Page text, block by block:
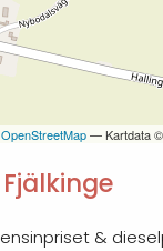
OpenStreetMap— Kartdata ©
&